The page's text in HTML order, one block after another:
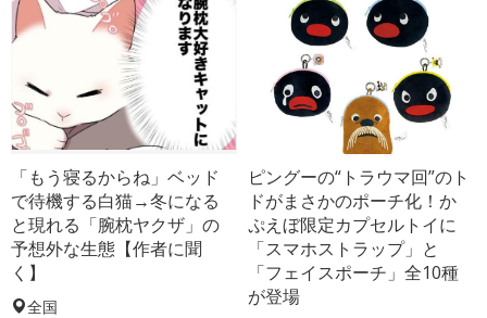
「もう寝るからね」ベッド
で待機する白猫→冬になる
と現れる「腕枕ヤクザ」の
予想外な生態【作者に聞
く】
全国
ピングーの“トラウマ回”のト
ドがまさかのポーチ化！か
ぷえぼ限定カプセルトイに
「スマホストラップ」と
「フェイスポーチ」全10種
が登場